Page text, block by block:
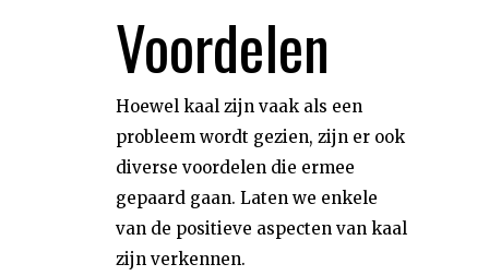
Voordelen
Hoewel kaal zijn vaak als een
probleem wordt gezien, zijn er ook
diverse voordelen die ermee
gepaard gaan. Laten we enkele
van de positieve aspecten van kaal
zijn verkennen.